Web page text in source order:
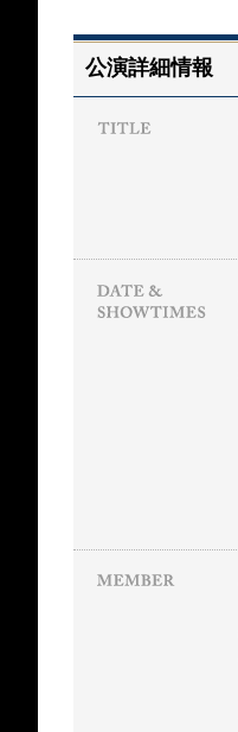
公演詳細情報